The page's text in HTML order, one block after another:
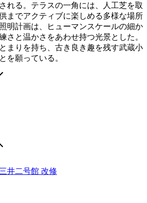
れる。テラスの一角には、人工芝を取
までアクティブに楽しめる多様な場所
明計画は、ヒューマンスケールの細か
さと温かさをあわせ持つ光景とした。
まりを持ち、古き良き趣を残す武蔵小
を願っている。
井二号館 改修